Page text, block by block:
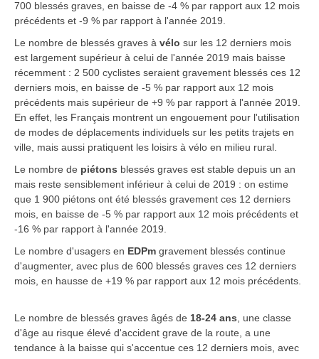
700 blessés graves, en baisse de -4 % par rapport aux 12 mois
précédents et -9 % par rapport à l'année 2019.
Le nombre de blessés graves à vélo sur les 12 derniers mois
est largement supérieur à celui de l'année 2019 mais baisse
récemment : 2 500 cyclistes seraient gravement blessés ces 12
derniers mois, en baisse de -5 % par rapport aux 12 mois
précédents mais supérieur de +9 % par rapport à l'année 2019.
En effet, les Français montrent un engouement pour l'utilisation
de modes de déplacements individuels sur les petits trajets en
ville, mais aussi pratiquent les loisirs à vélo en milieu rural.
Le nombre de piétons blessés graves est stable depuis un an
mais reste sensiblement inférieur à celui de 2019 : on estime
que 1 900 piétons ont été blessés gravement ces 12 derniers
mois, en baisse de -5 % par rapport aux 12 mois précédents et
-16 % par rapport à l'année 2019.
Le nombre d'usagers en EDPm gravement blessés continue
d'augmenter, avec plus de 600 blessés graves ces 12 derniers
mois, en hausse de +19 % par rapport aux 12 mois précédents.
Le nombre de blessés graves âgés de 18-24 ans , une classe
d'âge au risque élevé d'accident grave de la route, a une
tendance à la baisse qui s'accentue ces 12 derniers mois, avec